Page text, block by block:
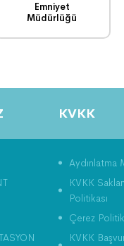
Emniyet
Müdürlüğü
KVKK
Aydınlatma
KVKK
Politikası
Çerez
KVKK